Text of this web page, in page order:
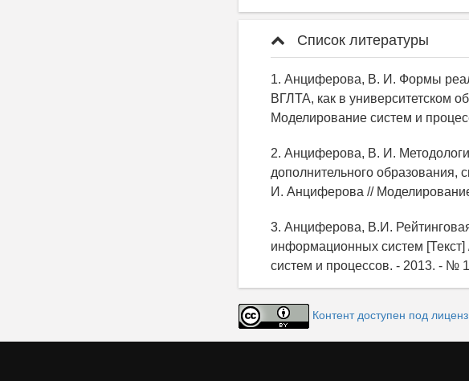
Список литературы
1. Анциферова, В. И. Формы
ВГЛТА, как в университетском
Моделирование систем и
2. Анциферова, В. И.
дополнительного образования,
И. Анциферова //
3. Анциферова, В.И.
информационных систем
систем и процессов. - 2013. - №
Контент доступен под